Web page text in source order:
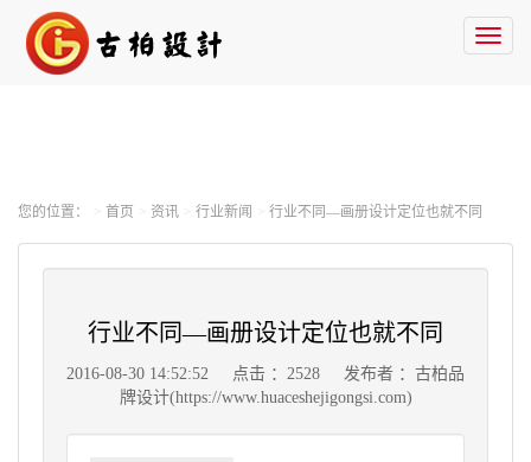
您的位置： 首页 资讯 行业新闻 行业不同—画册设计定位也就不同
行业不同—画册设计定位也就不同
2016-08-30 14:52:52 点击 ：2528
发布者 ：古柏品
牌设计(https://www.huaceshejigongsi.com)